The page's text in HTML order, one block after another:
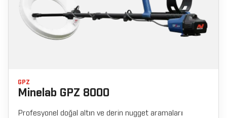
GPZ
Minelab GPZ 8000
Profesyonel doğal altın ve derin nugget aramaları